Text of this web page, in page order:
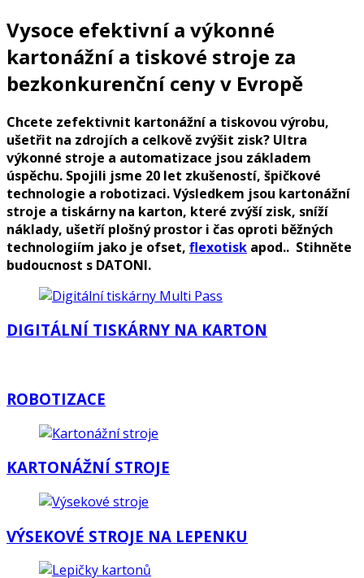
Vysoce efektivní a výkonné
kartonážní a tiskové stroje za
bezkonkurenční ceny v Evropě
Chcete zefektivnit kartonážní a tiskovou výrobu,
ušetřit na zdrojích a celkově zvýšit zisk? Ultra
výkonné stroje a automatizace jsou základem
úspěchu. Spojili jsme 20 let zkušeností, špičkové
technologie a robotizaci. Výsledkem jsou kartonážní
stroje a tiskárny na karton, které zvýší zisk, sníží
náklady, ušetří plošný prostor i čas oproti běžných
technologiím jako je ofset, flexotisk apod.. Stihněte
budoucnost s DATONI.
DIGITÁLNÍ TISKÁRNY NA KARTON
ROBOTIZACE
KARTONÁŽNÍ STROJE
VÝSEKOVÉ STROJE NA LEPENKU